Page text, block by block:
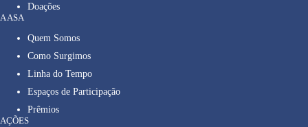
Doações
A ASA
Quem Somos
Como Surgimos
Linha do Tempo
Espaços de Participação
Prêmios
AÇÕES